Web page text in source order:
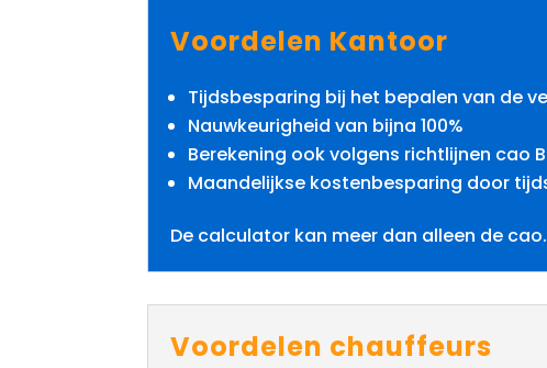
Voordelen Kantoor
Tijdsbesparing bij het bepalen van de
Nauwkeurigheid van bijna 100%
Berekening ook volgens richtlijnen cao
Maandelijkse kostenbesparing door
De calculator kan meer dan alleen de
Voordelen chauffeurs